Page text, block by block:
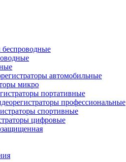
автомобильные
микро
портативные
профессиональные
спортивные
цифровые